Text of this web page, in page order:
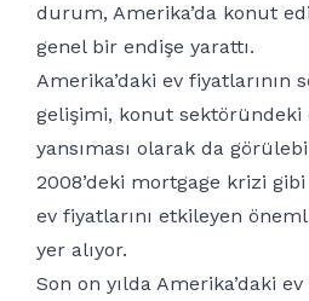
durum, Amerika’da konut
genel bir endişe yarattı.
Amerika’daki ev fiyatlarının
gelişimi, konut sektöründeki
yansıması olarak da
2008’deki mortgage krizi
ev fiyatlarını etkileyen
yer alıyor.
Son on yılda Amerika’daki